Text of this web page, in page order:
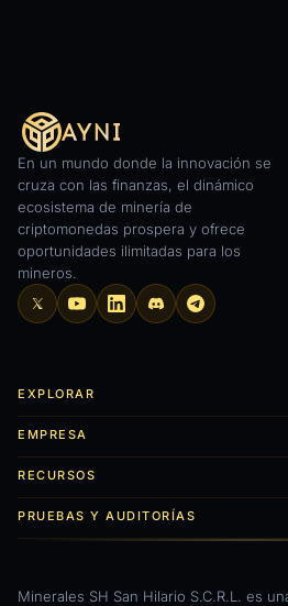
En un mundo donde la innovación se
cruza con las finanzas, el dinámico
ecosistema de minería de
criptomonedas prospera y ofrece
oportunidades ilimitadas para los
mineros.
EXPLORAR
EMPRESA
RECURSOS
PRUEBAS Y AUDITORÍAS
Minerales SH San Hilario S.C.R.L. es